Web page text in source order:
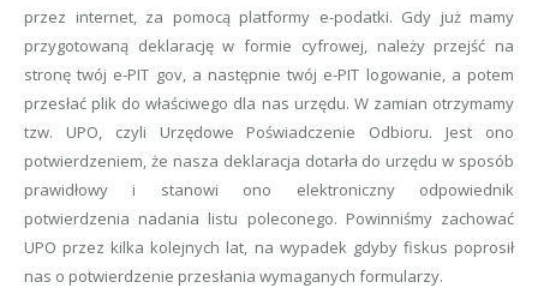
przez internet, za pomocą platformy e-podatki. Gdy już mamy
przygotowaną deklarację w formie cyfrowej, należy przejść na
stronę twój e-PIT gov, a następnie twój e-PIT logowanie, a potem
przesłać plik do właściwego dla nas urzędu. W zamian otrzymamy
tzw. UPO, czyli Urzędowe Poświadczenie Odbioru. Jest ono
potwierdzeniem, że nasza deklaracja dotarła do urzędu w sposób
prawidłowy i stanowi ono elektroniczny odpowiednik
potwierdzenia nadania listu poleconego. Powinniśmy zachować
UPO przez kilka kolejnych lat, na wypadek gdyby fiskus poprosił
nas o potwierdzenie przesłania wymaganych formularzy.